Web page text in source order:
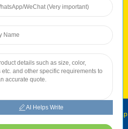
2010-2024: Бүх эрх хуулиар
зураг-Сайтын газрын зураг Транс
AI Helps Write